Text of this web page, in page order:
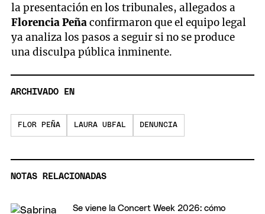
la presentación en los tribunales, allegados a
Florencia Peñaconfirmaron que el equipo legal
ya analiza los pasos a seguir si no se produce
una disculpa pública inminente.
ARCHIVADO EN
FLOR PEÑA LAURA UBFAL DENUNCIA
NOTAS RELACIONADAS
Se viene la Concert Week 2026: cómo